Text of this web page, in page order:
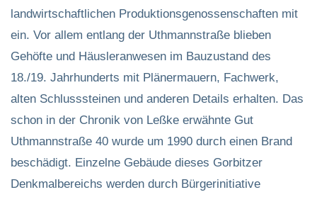
landwirtschaftlichen Produktionsgenossenschaften mit
ein. Vor allem entlang der Uthmannstraße blieben
Gehöfte und Häusleranwesen im Bauzustand des
18./19. Jahrhunderts mit Plänermauern, Fachwerk,
alten Schlusssteinen und anderen Details erhalten. Das
schon in der Chronik von Leßke erwähnte Gut
Uthmannstraße 40 wurde um 1990 durch einen Brand
beschädigt. Einzelne Gebäude dieses Gorbitzer
Denkmalbereichs werden durch Bürgerinitiative